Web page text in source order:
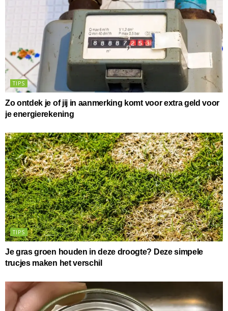
TIPS
Zo ontdek je of jij in aanmerking komt voor extra geld voor
je energierekening
TIPS
Je gras groen houden in deze droogte? Deze simpele
trucjes maken het verschil